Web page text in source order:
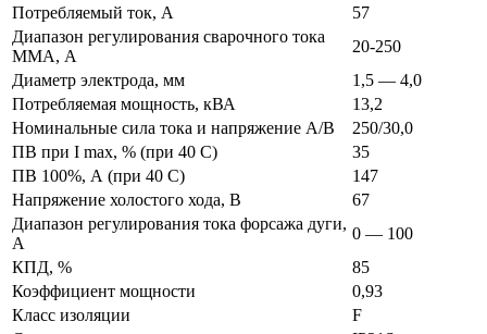
Потребляемый ток, А
57
Диапазон регулирования сварочного тока
MMA, А
20-250
Диаметр электрода, мм
1,5 — 4,0
Потребляемая мощность, кВА
13,2
Номинальные сила тока и напряжение A/В
250/30,0
ПВ при I max, % (при 40 С)
35
ПВ 100%, А (при 40 С)
147
Напряжение холостого хода, В
67
Диапазон регулирования тока форсажа дуги,
А
0 — 100
КПД, %
85
Коэффициент мощности
0,93
Класс изоляции
F